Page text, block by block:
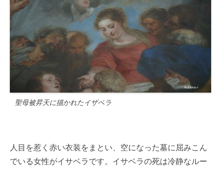
聖母被昇天に描かれたイザベラ
人目を惹く赤い衣装をまとい、空になった墓に屈みこん
でいる女性がイサベラです。イサベラの死は冷静なルー